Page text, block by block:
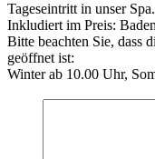
Tageseintritt in unser Spa.
Inkludiert im Preis:
Bitte beachten Sie, dass
geöffnet ist:
Winter ab 10.00 Uhr,